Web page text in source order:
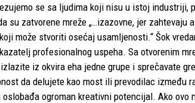
se sa ljudima koji nisu u istoj
su zatvorene mreže „…izazovne, jer
može stvoriti osećaj usamljenosti.“ Šok
profesionalnog uspeha. Sa otvorenim
iz okvira eha jedne grupe i sprečavate
da delujete kao most ili prevodilac između
ogroman kreativni potencijal. Ako ovo